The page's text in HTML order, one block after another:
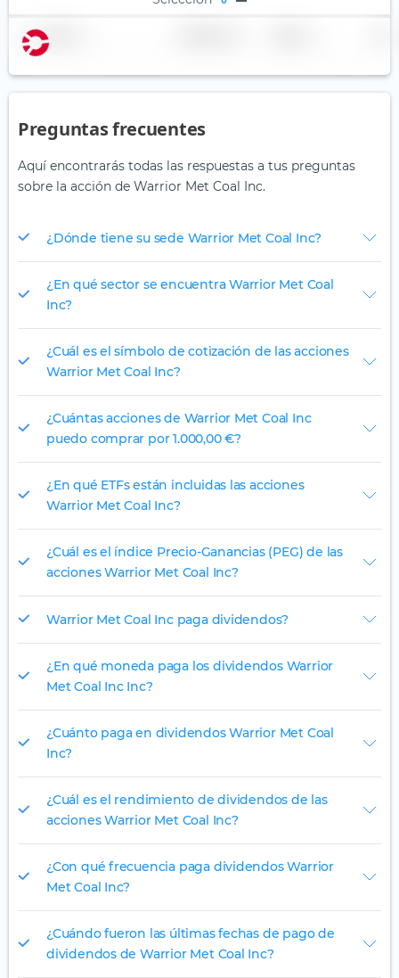
Nombre
Preguntas frecuentes
Aquí encontrarás todas las respuestas a tus preguntas
sobre la acción de Warrior Met Coal Inc.
¿Dónde tiene su sede Warrior Met Coal Inc?
¿En qué sector se encuentra Warrior Met Coal
Inc?
¿Cuál es el símbolo de cotización de las acciones
Warrior Met Coal Inc?
¿Cuántas acciones de Warrior Met Coal Inc
puedo comprar por 1.000,00 €?
¿En qué ETFs están incluidas las acciones
Warrior Met Coal Inc?
¿Cuál es el índice Precio-Ganancias (PEG) de las
acciones Warrior Met Coal Inc?
Warrior Met Coal Inc paga dividendos?
¿En qué moneda paga los dividendos Warrior
Met Coal Inc Inc?
¿Cuánto paga en dividendos Warrior Met Coal
Inc?
¿Cuál es el rendimiento de dividendos de las
acciones Warrior Met Coal Inc?
¿Con qué frecuencia paga dividendos Warrior
Met Coal Inc?
¿Cuándo fueron las últimas fechas de pago de
dividendos de Warrior Met Coal Inc?